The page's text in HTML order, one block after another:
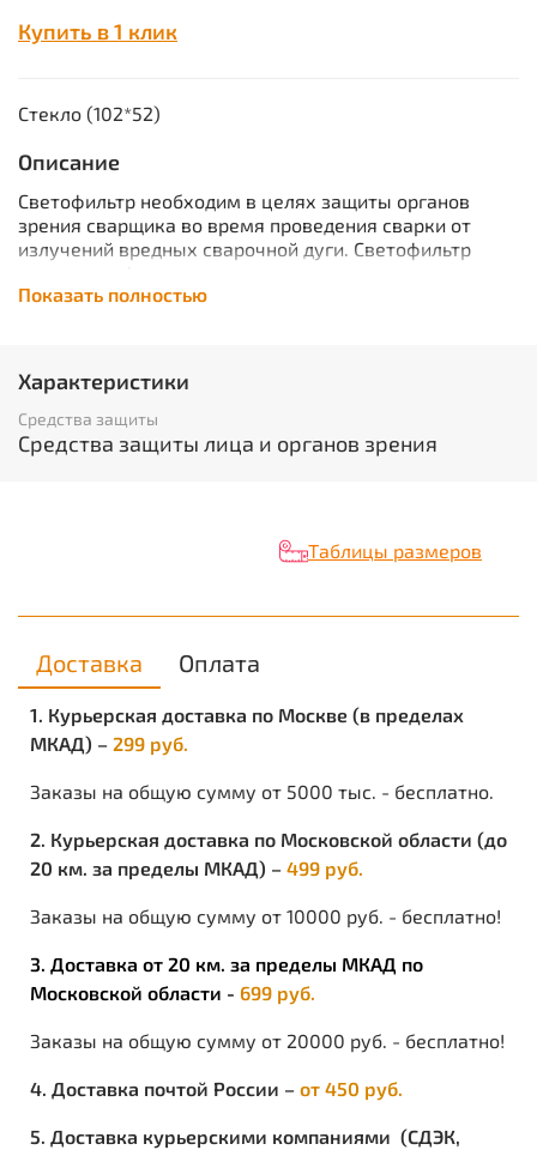
Купить в 1 клик
Стекло (102*52)
Описание
Светофильтр необходим в целях защиты органов
зрения сварщика во время проведения сварки от
излучений вредных сварочной дуги. Светофильтр
различных травм, возможных при проведении работ с
выполнении сварочных работ.
ГОСТ Р 12.4.230.1-2007
Характеристики
Вид изделия:
Светофильтр
Показать полностью
Характеристики
Средства защиты
Средства защиты лица и органов зрения
Таблицы размеров
Доставка Оплата
1. Курьерская доставка по Москве (в пределах
МКАД) – 299 руб.
Заказы на общую сумму от 5000 тыс. - бесплатно.
2. Курьерская доставка по Московской области (до
20 км. за пределы МКАД) – 499 руб.
Заказы на общую сумму от 10000 руб. - бесплатно!
3. Доставка от 20 км. за пределы МКАД по
Московской области - 699 руб.
Заказы на общую сумму от 20000 руб. - бесплатно!
4. Доставка почтой России – от 450 руб.
5. Доставка курьерскими компаниями (СДЭК,